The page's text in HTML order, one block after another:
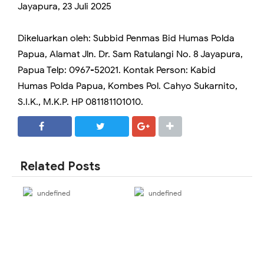
Jayapura, 23 Juli 2025
Dikeluarkan oleh: Subbid Penmas Bid Humas Polda
Papua, Alamat Jln. Dr. Sam Ratulangi No. 8 Jayapura,
Papua Telp: 0967-52021. Kontak Person: Kabid
Humas Polda Papua, Kombes Pol. Cahyo Sukarnito,
S.I.K., M.K.P. HP 081181101010.
Related Posts
undefined undefined